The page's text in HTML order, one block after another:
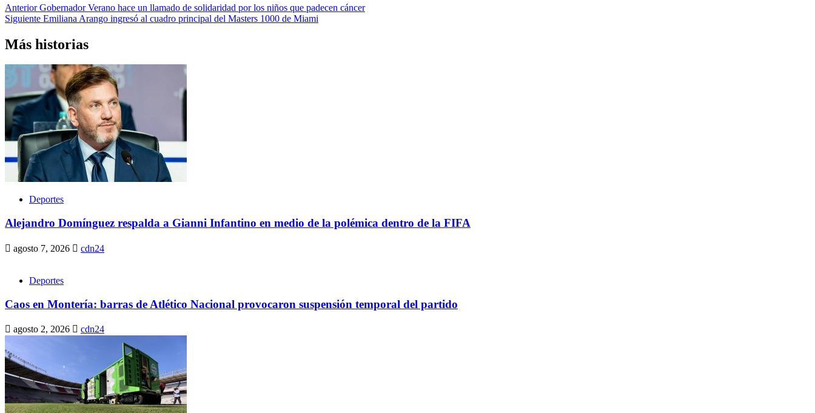
AnteriorGobernador Verano hace un llamado de solidaridad por los niños que padecen cáncer
Siguiente Emiliana Arango ingresó al cuadro principal del Masters 1000 de Miami
Más historias
Deportes
Alejandro Domínguez respalda a Gianni Infantino en medio de la polémica dentro de la FIFA
agosto 7, 2026 cdn24
Deportes
Caos en Montería: barras de Atlético Nacional provocaron suspensión temporal del partido
agosto 2, 2026 cdn24